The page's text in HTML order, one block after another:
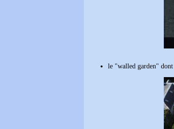
le "walled garden" dont